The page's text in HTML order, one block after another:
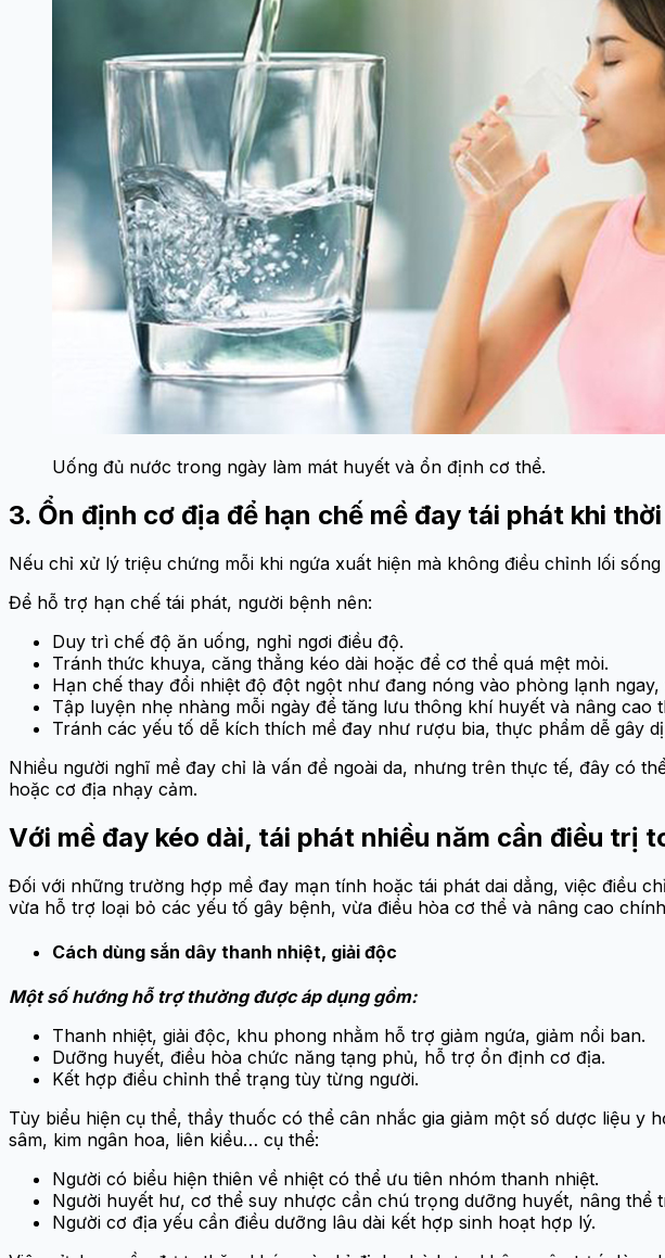
Uống đủ nước trong ngày làm mát huyết và ổn định cơ thể.
3. Ổn định cơ địa để hạn chế mề đay tái phát khi
Nếu chỉ xử lý triệu chứng mỗi khi ngứa xuất hiện mà không điều chỉnh lối
Để hỗ trợ hạn chế tái phát, người bệnh nên:
Duy trì chế độ ăn uống, nghỉ ngơi điều độ.
Tránh thức khuya, căng thẳng kéo dài hoặc để cơ thể quá mệt mỏi.
Hạn chế thay đổi nhiệt độ đột ngột như đang nóng vào phòng lạnh
Tập luyện nhẹ nhàng mỗi ngày để tăng lưu thông khí huyết và nâng cao
Tránh các yếu tố dễ kích thích mề đay như rượu bia, thực phẩm dễ gây
Nhiều người nghĩ mề đay chỉ là vấn đề ngoài da, nhưng trên thực tế, đây có
hoặc cơ địa nhạy cảm.
Với mề đay kéo dài, tái phát nhiều năm cần điều trị
Đối với những trường hợp mề đay mạn tính hoặc tái phát dai dẳng, việc điều
vừa hỗ trợ loại bỏ các yếu tố gây bệnh, vừa điều hòa cơ thể và nâng cao
Cách dùng sắn dây thanh nhiệt, giải độc
Một số hướng hỗ trợ thường được áp dụng gồm:
Thanh nhiệt, giải độc, khu phong nhằm hỗ trợ giảm ngứa, giảm nổi ban.
Dưỡng huyết, điều hòa chức năng tạng phủ, hỗ trợ ổn định cơ địa.
Kết hợp điều chỉnh thể trạng tùy từng người.
Tùy biểu hiện cụ thể, thầy thuốc có thể cân nhắc gia giảm một số dược liệu
sâm, kim ngân hoa, liên kiều… cụ thể:
Người có biểu hiện thiên về nhiệt có thể ưu tiên nhóm thanh nhiệt.
Người huyết hư, cơ thể suy nhược cần chú trọng dưỡng huyết, nâng thể
Người cơ địa yếu cần điều dưỡng lâu dài kết hợp sinh hoạt hợp lý.